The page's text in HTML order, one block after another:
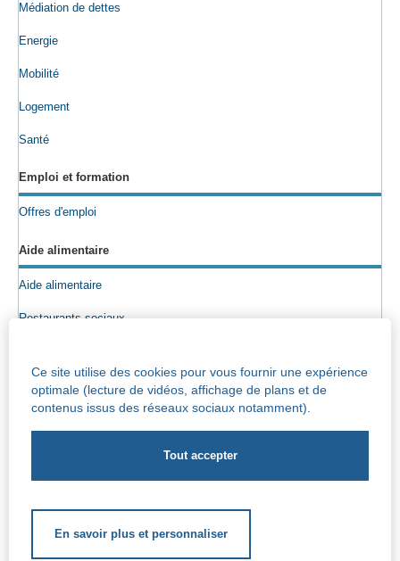
Ce site utilise des cookies pour vous fournir une expérience
optimale (lecture de vidéos, affichage de plans et de
contenus issus des réseaux sociaux notamment).
En savoir plus et personnaliser
Médiation de dettes
Energie
Mobilité
Logement
Santé
Emploi et formation
Offres d'emploi
Aide alimentaire
Aide alimentaire
Restaurants sociaux
Epicerie sociale
Socio-culturel